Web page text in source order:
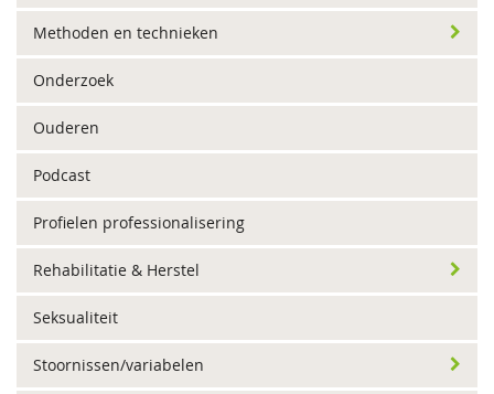
Methoden en technieken
Onderzoek
Ouderen
Podcast
Profielen professionalisering
Rehabilitatie & Herstel
Seksualiteit
Stoornissen/variabelen